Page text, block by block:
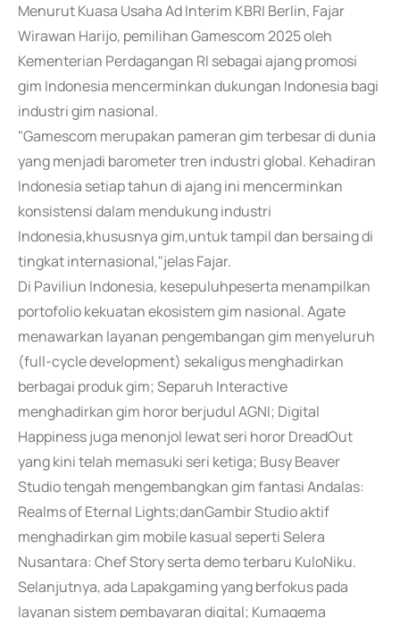
Menurut Kuasa Usaha Ad Interim KBRI Berlin, Fajar
Wirawan Harijo, pemilihan Gamescom 2025 oleh
Kementerian Perdagangan RI sebagai ajang promosi
gim Indonesia mencerminkan dukungan Indonesia bagi
industri gim nasional.
"Gamescom merupakan pameran gim terbesar di dunia
yang menjadi barometer tren industri global. Kehadiran
Indonesia setiap tahun di ajang ini mencerminkan
konsistensi dalam mendukung industri
Indonesia,khususnya gim,untuk tampil dan bersaing di
tingkat internasional,"jelas Fajar.
Di Paviliun Indonesia, kesepuluhpeserta menampilkan
portofolio kekuatan ekosistem gim nasional. Agate
menawarkan layanan pengembangan gim menyeluruh
(full-cycle development) sekaligus menghadirkan
berbagai produk gim; Separuh Interactive
menghadirkan gim horor berjudul AGNI; Digital
Happiness juga menonjol lewat seri horor DreadOut
yang kini telah memasuki seri ketiga; Busy Beaver
Studio tengah mengembangkan gim fantasi Andalas:
Realms of Eternal Lights;danGambir Studio aktif
menghadirkan gim mobile kasual seperti Selera
Nusantara: Chef Story serta demo terbaru KuloNiku.
Selanjutnya, ada Lapakgaming yang berfokus pada
layanan sistem pembayaran digital; Kumagema